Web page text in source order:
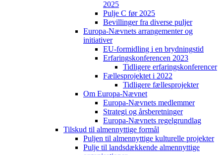
2025
Pulje C før 2025
Bevillinger fra diverse puljer
Europa-Nævnets arrangementer og
initiativer
EU-formidling i en brydningstid
Erfaringskonferencen 2023
Tidligere erfaringskonferencer
Fællesprojektet i 2022
Tidligere fællesprojekter
Om Europa-Nævnet
Europa-Nævnets medlemmer
Strategi og årsberetninger
Europa-Nævnets regelgrundlag
Tilskud til almennyttige formål
Puljen til almennyttige kulturelle projekter
Pulje til landsdækkende almennyttige